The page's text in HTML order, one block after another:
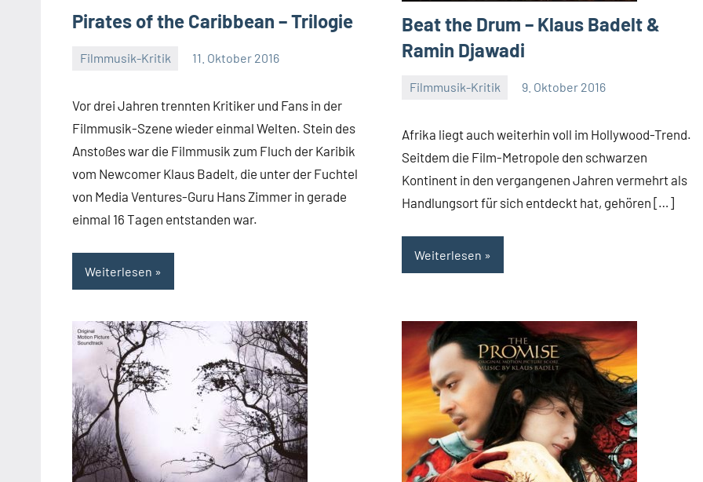
Pirates of the Caribbean – Trilogie
Filmmusik-Kritik 11. Oktober 2016
Vor drei Jahren trennten Kritiker und Fans in der
Filmmusik-Szene wieder einmal Welten. Stein des
Anstoßes war die Filmmusik zum Fluch der Karibik
vom Newcomer Klaus Badelt, die unter der Fuchtel
von Media Ventures-Guru Hans Zimmer in gerade
einmal 16 Tagen entstanden war.
Weiterlesen
Beat the Drum – Klaus Badelt &
Ramin Djawadi
Filmmusik-Kritik 9. Oktober 2016
Afrika liegt auch weiterhin voll im Hollywood-Trend.
Seitdem die Film-Metropole den schwarzen
Kontinent in den vergangenen Jahren vermehrt als
Handlungsort für sich entdeckt hat, gehören […]
Weiterlesen